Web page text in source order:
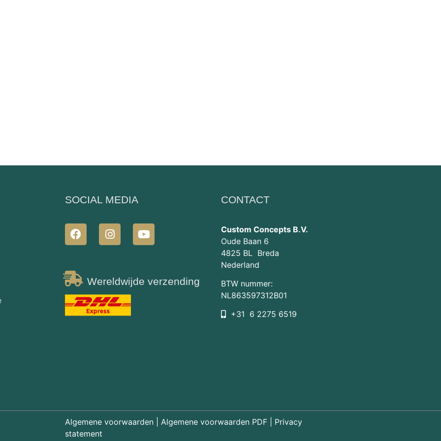
SOCIAL MEDIA
Wereldwijde verzending
CONTACT
Custom Concepts B.V.
Oude Baan 6
4825 BL Breda
Nederland
BTW nummer:
NL863597312B01
+31 6 2275 6519
Algemene voorwaarden Algemene voorwaarden PDF
Privacy
statement